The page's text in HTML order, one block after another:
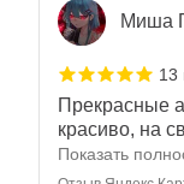
Миша
13
Прекрасные
красиво, на
угодно
Показать